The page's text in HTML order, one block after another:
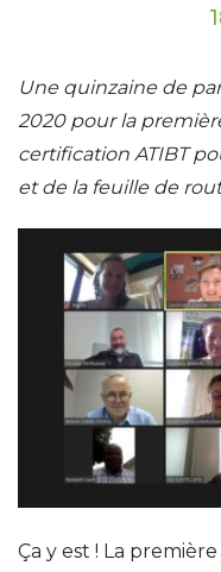
Une quinzaine de
2020 pour la
certification ATIBT
et de la feuille de
Ça y est ! La